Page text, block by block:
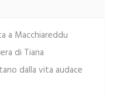
a Macchiareddu
di Tiana
dalla vita audace